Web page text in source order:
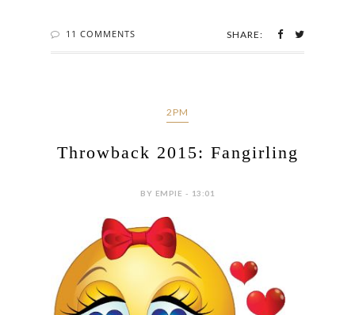
11 COMMENTS SHARE:
2PM
Throwback 2015: Fangirling
BY EMPIE - 13:01